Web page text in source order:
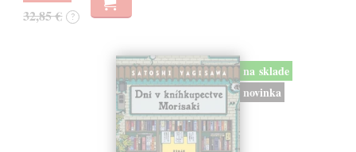
32,85 € ?
na sklade
novinka